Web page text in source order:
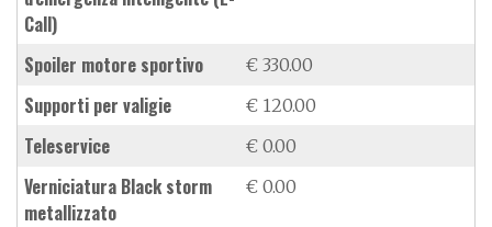
Call)
spoiler motore sportivo € 330.00
supporti per valigie € 120.00
teleservice € 0.00
verniciatura Black storm
metallizzato
€ 0.00